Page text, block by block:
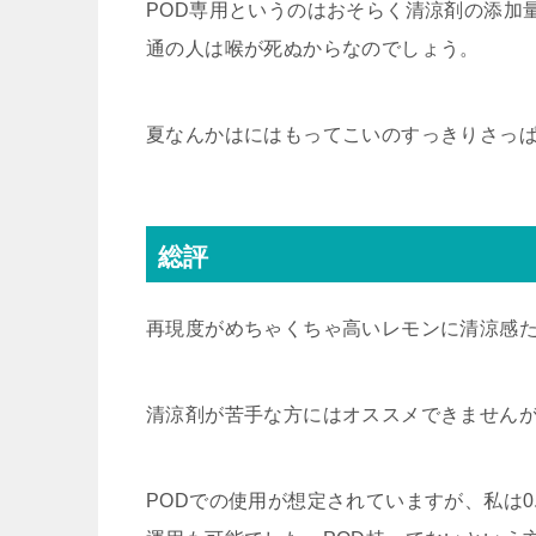
POD専用というのはおそらく清涼剤の添
通の人は喉が死ぬからなのでしょう。
夏なんかはにはもってこいのすっきりさっ
総評
再現度がめちゃくちゃ高いレモンに清涼感
清涼剤が苦手な方にはオススメできません
PODでの使用が想定されていますが、私